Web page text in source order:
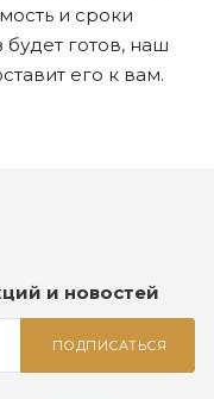
и сроки
будет готов, наш
его к вам.
и новостей
ПОДПИСАТЬСЯ